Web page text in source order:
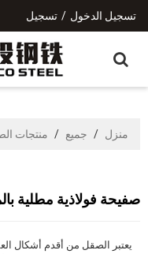
تسجيل الدخول / تسجيل
منزل / جميع / منتجات
صفيحة فولاذية مطلية
يعتبر الصقل من أقدم أشكال